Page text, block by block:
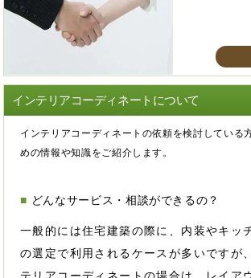
インテリアコーディネートについて
インテリアコーディネートの依頼を検討している
めの情報や知識をご紹介します。
どんなサービス・相談ができるの？
一般的には住宅建築の際に、内装やキッ
の選定で利用されるケースが多いですが